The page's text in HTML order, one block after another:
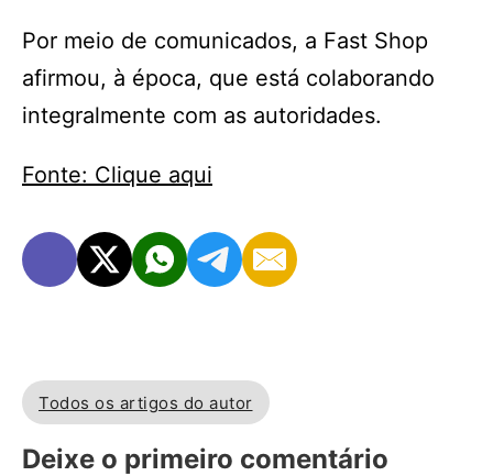
Por meio de comunicados, a Fast Shop
afirmou, à época, que está colaborando
integralmente com as autoridades.
Fonte: Clique aqui
Todos os artigos do autor
Deixe o primeiro comentário